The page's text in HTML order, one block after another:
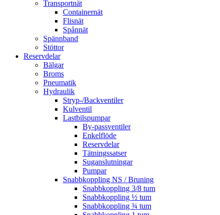
Transportnät
Containernät
Flisnät
Spånnät
Spännband
Stöttor
Reservdelar
Bälgar
Broms
Pneumatik
Hydraulik
Stryp-/Backventiler
Kulventil
Lastbilspumpar
By-passventiler
Enkelflöde
Reservdelar
Tätningssatser
Suganslutningar
Pumpar
Snabbkoppling NS / Bruning
Snabbkoppling 3/8 tum
Snabbkoppling ½ tum
Snabbkoppling ¾ tum